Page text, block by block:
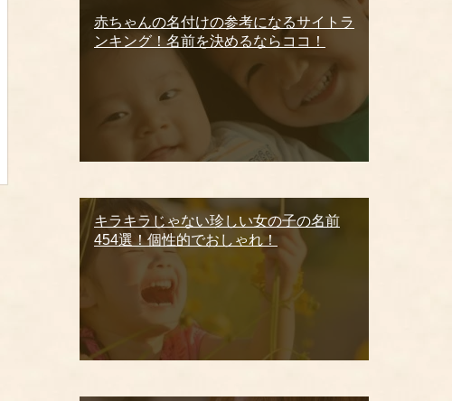
赤ちゃんの名付けの参考になるサイトラ
ンキング！名前を決めるならココ！
キラキラじゃない珍しい女の子の名前
454選！個性的でおしゃれ！